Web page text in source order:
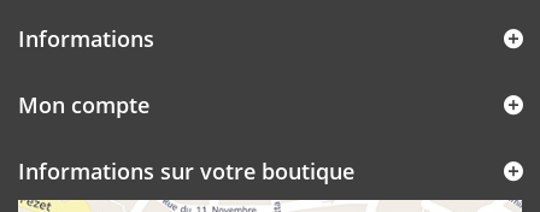
Informations
Mon compte
Informations sur votre boutique